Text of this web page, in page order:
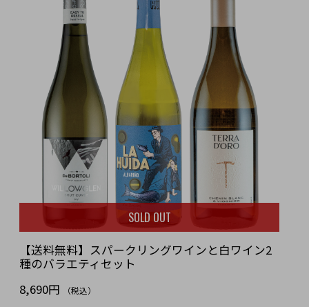
SOLD OUT
【送料無料】スパークリングワインと白ワイン2
種のバラエティセット
8,690円
（税込）